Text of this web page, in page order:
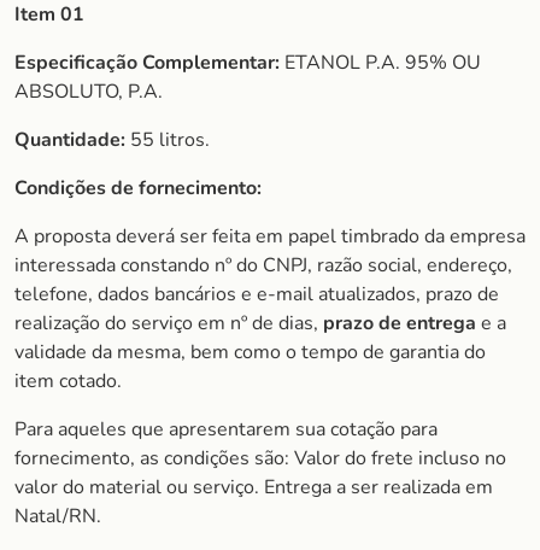
Item 01
Especificação Complementar: ETANOL P.A. 95% OU
ABSOLUTO, P.A.
Quantidade: 55 litros.
Condições de fornecimento:
A proposta deverá ser feita em papel timbrado da empresa
interessada constando nº do CNPJ, razão social, endereço,
telefone, dados bancários e e-mail atualizados, prazo de
realização do serviço em nº de dias, prazo de entrega e a
validade da mesma, bem como o tempo de garantia do
item cotado.
Para aqueles que apresentarem sua cotação para
fornecimento, as condições são: Valor do frete incluso no
valor do material ou serviço. Entrega a ser realizada em
Natal/RN.